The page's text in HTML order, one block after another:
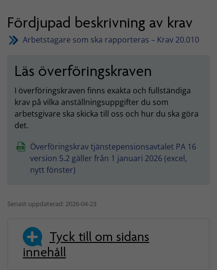
Fördjupad beskrivning av krav
Arbetstagare som ska rapporteras – Krav 20.010
Läs överföringskraven
I överföringskraven finns exakta och fullständiga
krav på vilka anställningsuppgifter du som
arbetsgivare ska skicka till oss och hur du ska göra
det.
Överföringskrav tjänstepensionsavtalet PA 16
version 5.2 gäller från 1 januari 2026 (excel,
nytt fönster)
Senast uppdaterad: 2026-04-23
Tyck till om sidans
innehåll